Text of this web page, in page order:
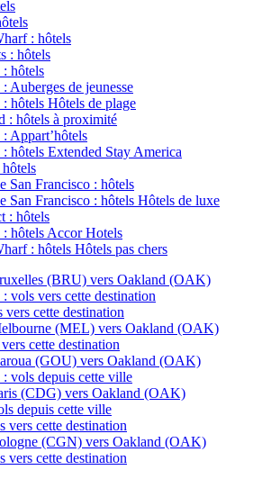
: hôtels
: hôtels
: hôtels
Auberges de jeunesse
: hôtels Hôtels de plage
: hôtels à proximité
Appart’hôtels
: hôtels Extended Stay America
San Francisco : hôtels
San Francisco : hôtels Hôtels de luxe
: hôtels
: hôtels Accor Hotels
: hôtels Hôtels pas chers
(BRU) vers Oakland (OAK)
vols vers cette destination
cette destination
(MEL) vers Oakland (OAK)
cette destination
(GOU) vers Oakland (OAK)
: vols depuis cette ville
(CDG) vers Oakland (OAK)
depuis cette ville
vers cette destination
(CGN) vers Oakland (OAK)
vers cette destination